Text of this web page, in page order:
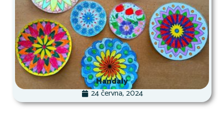
Mandaly
24 června, 2024